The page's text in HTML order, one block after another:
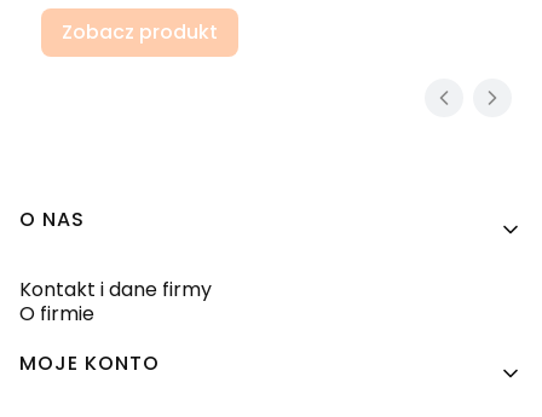
Zobacz produkt
Linki w stopce
O NAS
Kontakt i dane firmy
O firmie
MOJE KONTO